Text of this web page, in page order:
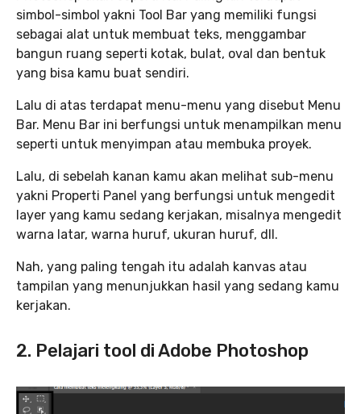
simbol-simbol yakni Tool Bar yang memiliki fungsi
sebagai alat untuk membuat teks, menggambar
bangun ruang seperti kotak, bulat, oval dan bentuk
yang bisa kamu buat sendiri.
Lalu di atas terdapat menu-menu yang disebut Menu
Bar. Menu Bar ini berfungsi untuk menampilkan menu
seperti untuk menyimpan atau membuka proyek.
Lalu, di sebelah kanan kamu akan melihat sub-menu
yakni Properti Panel yang berfungsi untuk mengedit
layer yang kamu sedang kerjakan, misalnya mengedit
warna latar, warna huruf, ukuran huruf, dll.
Nah, yang paling tengah itu adalah kanvas atau
tampilan yang menunjukkan hasil yang sedang kamu
kerjakan.
2. Pelajari tool di Adobe Photoshop